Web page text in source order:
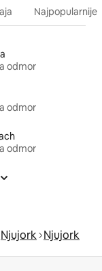
Najpopularnije
odmor
odmor
odmor
Njujork Njujork